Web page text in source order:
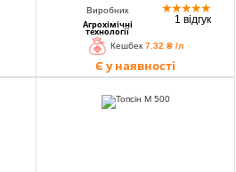
Виробник
Агрохімічні
технології
★★★★★
1 відгук
Кешбек 7.32 ₴ /л
Є у наявності